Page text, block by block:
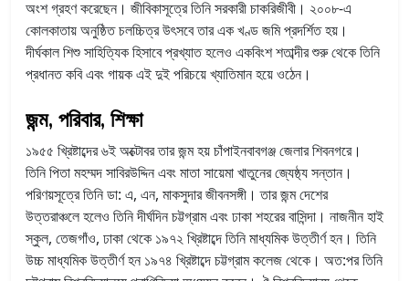
অংশ গ্রহণ করেছেন। জীবিকাসূত্রে তিনি সরকারী চাকরিজীবী। ২০০৮-এ
কোলকাতায় অনুষ্ঠিত চলচ্চিত্র উৎসবে তার এক খণ্ড জমি প্রদর্শিত হয়।
দীর্ঘকাল শিশু সাহিত্যিক হিসাবে প্রখ্যাত হলেও একবিংশ শতাব্দীর শুরু থেকে তিনি
প্রধানত কবি এবং গায়ক এই দুই পরিচয়ে খ্যাতিমান হয়ে ওঠেন।
জন্ম, পরিবার, শিক্ষা
১৯৫৫ খ্রিষ্টাব্দের ৬ই অক্টোবর তার জন্ম হয় চাঁপাইনবাবগঞ্জ জেলার শিবনগরে।
তিনি পিতা মহম্মদ সাবিরউদ্দিন এবং মাতা সায়েমা খাতুনের জ্যেষ্ঠ্য সন্তান।
পরিণয়সূত্রে তিনি ডা: এ, এন, মাকসুদার জীবনসঙ্গী। তার জন্ম দেশের
উত্তরাঞ্চলে হলেও তিনি দীর্ঘদিন চট্টগ্রাম এবং ঢাকা শহরের বাসিন্দা। নাজনীন হাই
স্কুল, তেজগাঁও, ঢাকা থেকে ১৯৭২ খ্রিষ্টাব্দে তিনি মাধ্যমিক উত্তীর্ণ হন। তিনি
উচ্চ মাধ্যমিক উত্তীর্ণ হন ১৯৭৪ খ্রিষ্টাব্দে চট্টগ্রাম কলেজ থেকে। অত:পর তিনি